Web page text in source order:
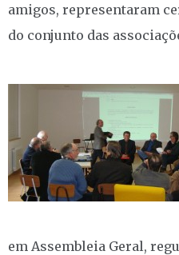
amigos, representaram
do conjunto das
em Assembleia Geral,